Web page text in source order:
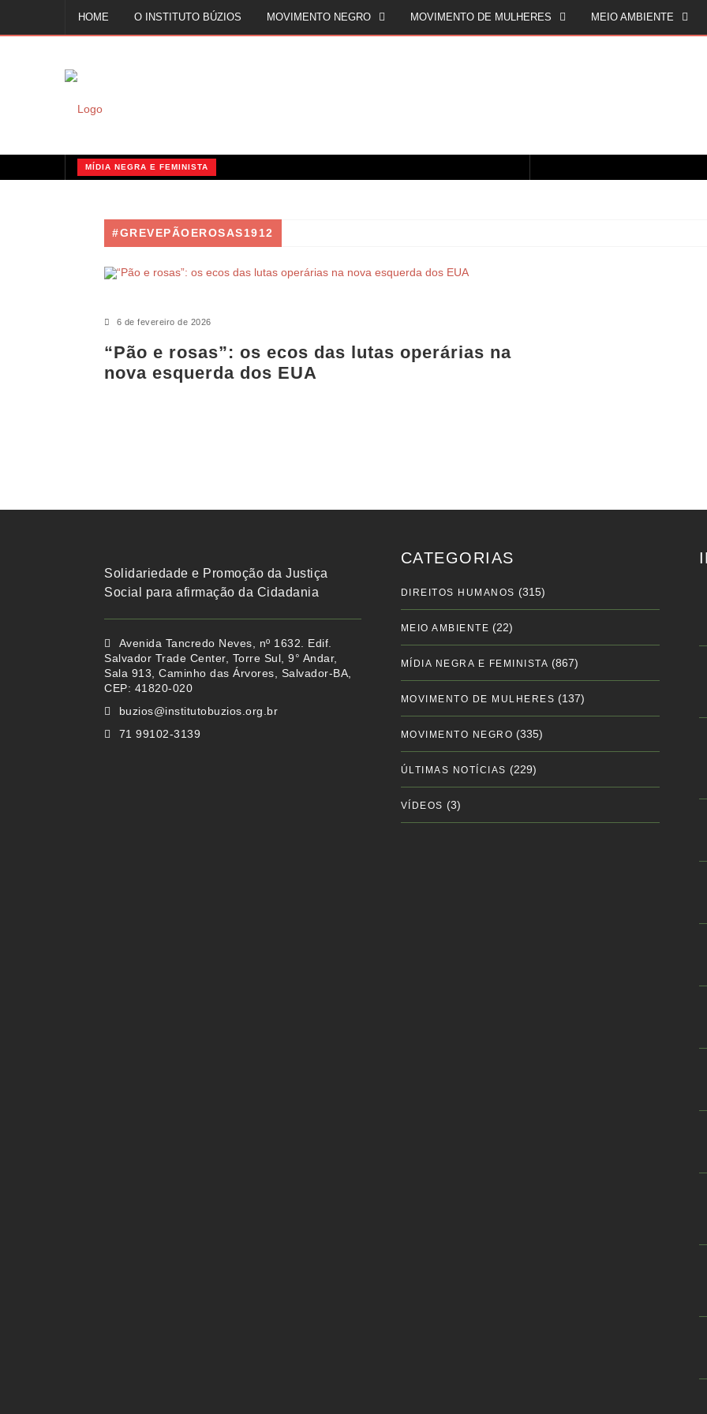
HOME O INSTITUTO BÚZIOS MOVIMENTO NEGRO MOVIMENTO DE MULHERES MEIO AMBIENTE
MÍDIA NEGRA E FEMINISTA
#GREVEPÃOEROSAS1912
6 de fevereiro de 2026
“Pão e rosas”: os ecos das lutas operárias na
nova esquerda dos EUA
Solidariedade e Promoção da Justiça
Social para afirmação da Cidadania
Avenida Tancredo Neves, nº 1632. Edif.
Salvador Trade Center, Torre Sul, 9° Andar,
Sala 913, Caminho das Árvores, Salvador-BA,
CEP: 41820-020
buzios@institutobuzios.org.br
71 99102-3139
CATEGORIAS
DIREITOS HUMANOS (315)
MEIO AMBIENTE (22)
MÍDIA NEGRA E FEMINISTA (867)
MOVIMENTO DE MULHERES (137)
MOVIMENTO NEGRO (335)
ÚLTIMAS NOTÍCIAS (229)
VÍDEOS (3)